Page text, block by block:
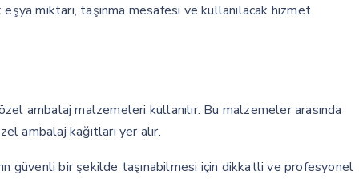
eşya miktarı, taşınma mesafesi ve kullanılacak hizmet
ambalaj malzemeleri kullanılır. Bu malzemeler arasında
ambalaj kağıtları yer alır.
güvenli bir şekilde taşınabilmesi için dikkatli ve profesyonel